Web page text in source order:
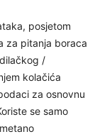
posjetom
za pitanja boraca
/
kolačića
za osnovnu
se samo